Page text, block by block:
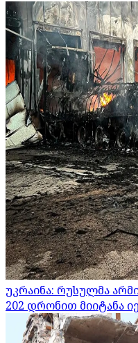
უკრაინა: რუსულმა
202 დრონით მიიტანა